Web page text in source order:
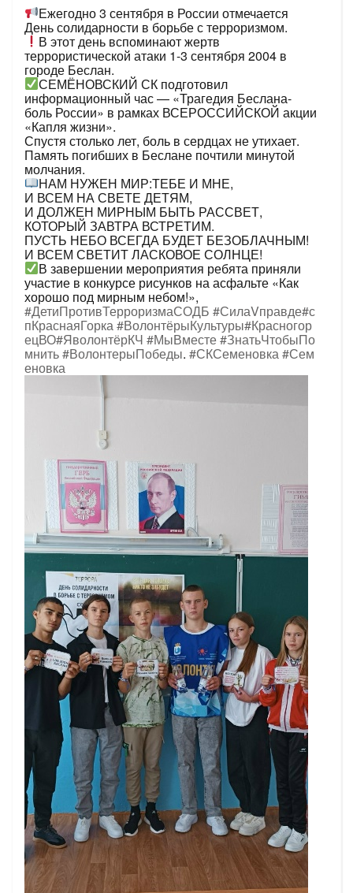
Ежегодно 3 сентября в России отмечается
День солидарности в борьбе с терроризмом.
В этот день вспоминают жертв
террористической атаки 1-3 сентября 2004 в
городе Беслан.
СЕМЁНОВСКИЙ СК подготовил
информационный час — «Трагедия Беслана-
боль России» в рамках ВСЕРОССИЙСКОЙ акции
«Капля жизни».
Спустя столько лет, боль в сердцах не утихает.
Память погибших в Беслане почтили минутой
молчания.
НАМ НУЖЕН МИР:ТЕБЕ И МНЕ,
И ВСЕМ НА СВЕТЕ ДЕТЯМ,
И ДОЛЖЕН МИРНЫМ БЫТЬ РАССВЕТ,
КОТОРЫЙ ЗАВТРА ВСТРЕТИМ.
ПУСТЬ НЕБО ВСЕГДА БУДЕТ БЕЗОБЛАЧНЫМ!
И ВСЕМ СВЕТИТ ЛАСКОВОЕ СОЛНЦЕ!
В завершении мероприятия ребята приняли
участие в конкурсе рисунков на асфальте «Как
хорошо под мирным небом!»,
#ДетиПротивТерроризмаСОДБ #СилаVправде#с
пКраснаяГорка#ВолонтёрыКультуры#Красногор
ецВО#ЯволонтёрКЧ #МыВместе#ЗнатьЧтобыПо
мнить#ВолонтерыПобеды. #СКСеменовка#Сем
еновка